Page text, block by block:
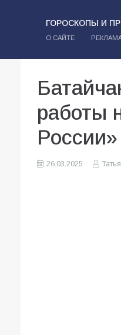
ГОРОСКОПЫ И
О САЙТЕ
работы
России»
26.03.2025